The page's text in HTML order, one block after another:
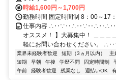
時給1,600円～1,700円
勤務時間 固定時間制 8：00～17
仕事内容 ∴‥∵‥∴‥∵‥∴‥∴‥ ￣
オススメ！ 】大募集中！ ＿＿＿
軽にお問い合わせください
業界未経験者歓迎 短期（3ヵ月以内） 主
短期
早朝 午後 学歴不問 固定時間制
午前
経験者歓迎 残業なし 週払いOK